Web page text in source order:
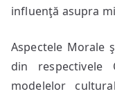
influenţă asupra
Aspectele Morale
din respectivele
modelelor